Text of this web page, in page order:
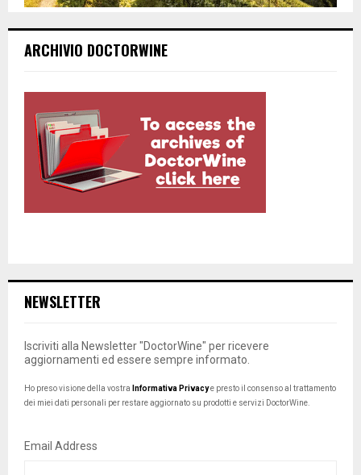
ARCHIVIO DOCTORWINE
NEWSLETTER
Iscriviti alla Newsletter "DoctorWine" per ricevere
aggiornamenti ed essere sempre informato.
Ho preso visione della vostra Informativa Privacye presto il consenso al trattamento
dei miei dati personali per restare aggiornato su prodotti e servizi DoctorWine.
Email Address